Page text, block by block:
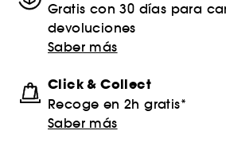
Gratis con 30 días para
devoluciones
Saber más
Click & Collect
Recoge en 2h gratis*
Saber más